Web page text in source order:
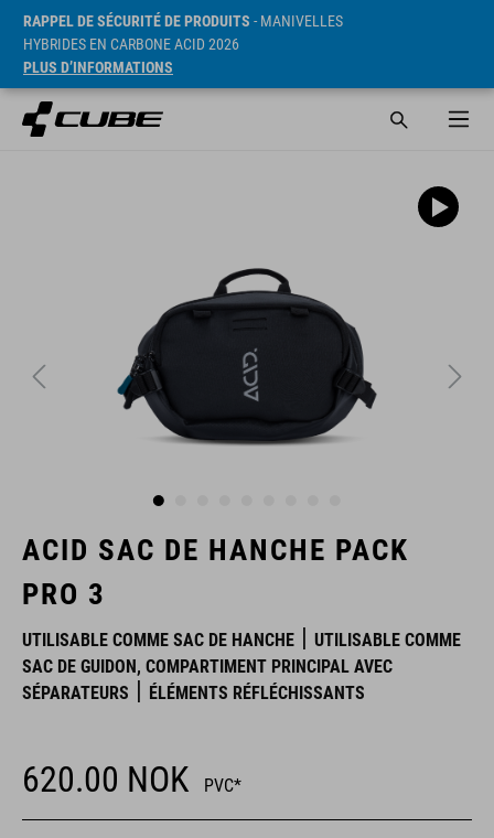
RAPPEL DE SÉCURITÉ DE PRODUITS - MANIVELLES
HYBRIDES EN CARBONE ACID 2026
PLUS D’INFORMATIONS
ACID SAC DE HANCHE PACK
PRO 3
UTILISABLE COMME SAC DE HANCHE
UTILISABLE COMME
SAC DE GUIDON, COMPARTIMENT PRINCIPAL AVEC
SÉPARATEURS
ÉLÉMENTS RÉFLÉCHISSANTS
620.00 NOK PVC*